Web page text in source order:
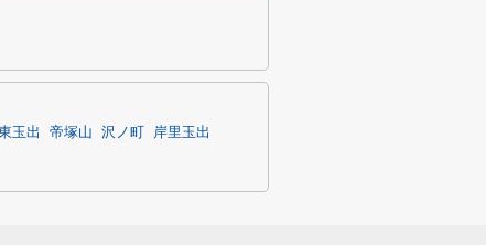
玉出 帝塚山 沢ノ町
岸里玉出